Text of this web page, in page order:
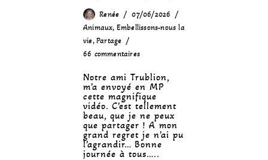
Renée
07/06/2026
Animaux, Embellissons-nous la
vie,Partage
66 commentaires
Notre ami Trublion,
m’a envoyé en MP
cette magnifique
vidéo. C’est tellement
beau, que je ne peux
que partager ! A mon
grand regret je n’ai pu
l’agrandir… Bonne
journée à tous…..